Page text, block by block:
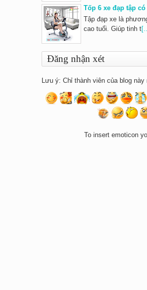
Tốp 6 xe đạp tập
Tập đạp xe là
cao tuổi. Giúp tinh t
Đăng nhận xét
Lưu ý: Chỉ thành viên của blog
To insert emoticon